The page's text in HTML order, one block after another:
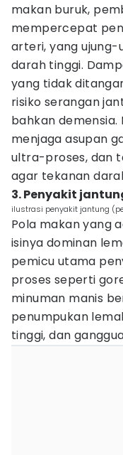
makan buruk,
mempercepat
arteri, yang ujung-
darah tinggi.
yang tidak
risiko serangan
bahkan
menjaga asupan
ultra-proses, dan
agar tekanan
3. Penyakit
ilustrasi penyakit jantung
Pola makan yang
isinya dominan
pemicu utama
proses seperti
minuman manis
penumpukan
tinggi, dan